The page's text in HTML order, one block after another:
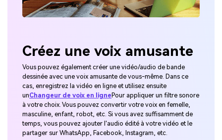
Créez une voix amusante
Vous pouvez également créer une vidéo/audio de bande
dessinée avec une voix amusante de vous-même. Dans ce
cas, enregistrez la vidéo en ligne et utilisez ensuite
unChangeur de voix en ligne Pour appliquer un filtre sonore
à votre choix. Vous pouvez convertir votre voix en femelle,
masculine, enfant, robot, etc. Si vous avez suffisamment de
temps, vous pouvez ajouter l'audio édité à votre vidéo et le
partager sur WhatsApp, Facebook, Instagram, etc.